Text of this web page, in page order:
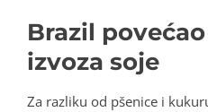
Brazil
izvoza soje
Za razliku od pšenice i